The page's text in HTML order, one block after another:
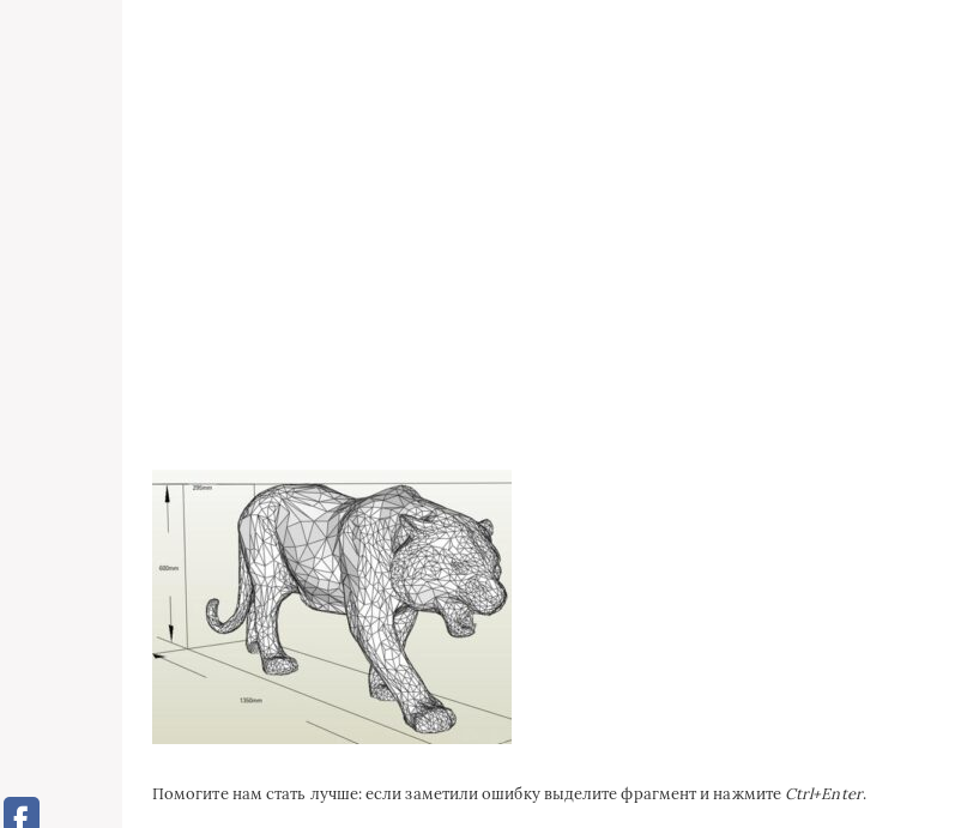
Помогите нам стать лучше: если заметили ошибку выделите фрагмент и нажмите Ctrl+Enter.